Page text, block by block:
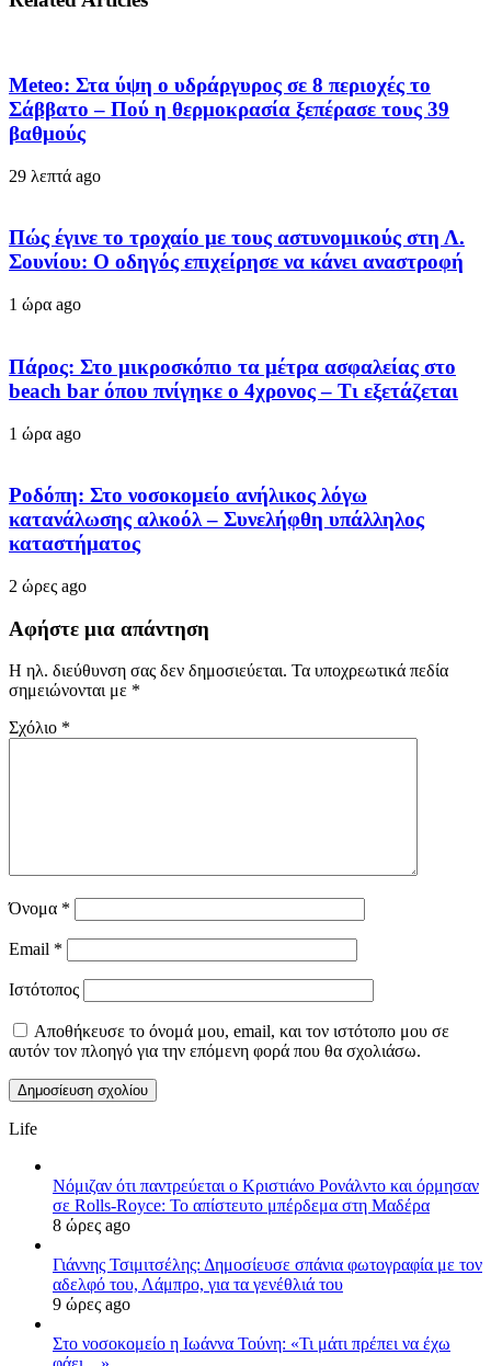
Meteo: Στα ύψη ο υδράργυρος σε 8 περιοχές το
Σάββατο – Πού η θερμοκρασία ξεπέρασε τους 39
βαθμούς
29 λεπτά ago
Πώς έγινε το τροχαίο με τους αστυνομικούς στη Λ.
Σουνίου: Ο οδηγός επιχείρησε να κάνει αναστροφή
1 ώρα ago
Πάρος: Στο μικροσκόπιο τα μέτρα ασφαλείας στο
beach bar όπου πνίγηκε ο 4χρονος – Τι εξετάζεται
1 ώρα ago
Ροδόπη: Στο νοσοκομείο ανήλικος λόγω
κατανάλωσης αλκοόλ – Συνελήφθη υπάλληλος
καταστήματος
2 ώρες ago
Αφήστε μια απάντηση
Η ηλ. διεύθυνση σας δεν δημοσιεύεται. Τα υποχρεωτικά πεδία
σημειώνονται με *
Σχόλιο *
Όνομα *
Email *
Ιστότοπος
Αποθήκευσε το όνομά μου, email, και τον ιστότοπο μου σε
αυτόν τον πλοηγό για την επόμενη φορά που θα σχολιάσω.
Life
Νόμιζαν ότι παντρεύεται ο Κριστιάνο Ρονάλντο και όρμησαν
σε Rolls-Royce: Το απίστευτο μπέρδεμα στη Μαδέρα
8 ώρες ago
Γιάννης Τσιμιτσέλης: Δημοσίευσε σπάνια φωτογραφία με τον
αδελφό του, Λάμπρο, για τα γενέθλιά του
9 ώρες ago
Στο νοσοκομείο η Ιωάννα Τούνη: «Τι μάτι πρέπει να έχω